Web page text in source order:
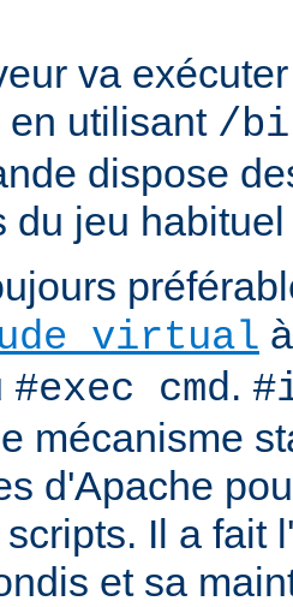
va
en utilisant /
dispose
du jeu
virtual
#exec cmd.
mécanisme
d'Apache
Il a fait
et sa